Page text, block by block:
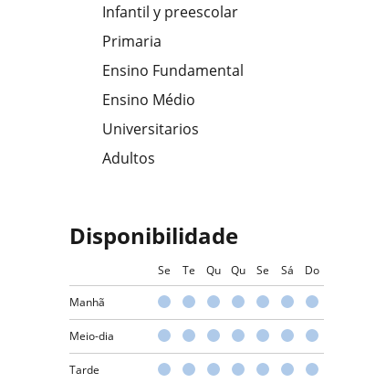
Infantil y preescolar
Primaria
Ensino Fundamental
Ensino Médio
Universitarios
Adultos
Disponibilidade
Se Te Qu Qu Se Sá Do
Manhã
Meio-dia
Tarde